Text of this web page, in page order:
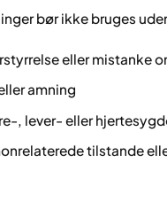
bør ikke bruges
eller mistanke
amning
, lever- eller
tilstande